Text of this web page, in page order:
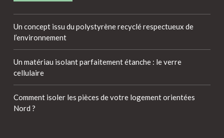
Un concept issu du polystyrène recyclé respectueux de
l’environnement
Un matériau isolant parfaitement étanche : le verre
cellulaire
Comment isoler les pièces de votre logement orientées
Nord ?